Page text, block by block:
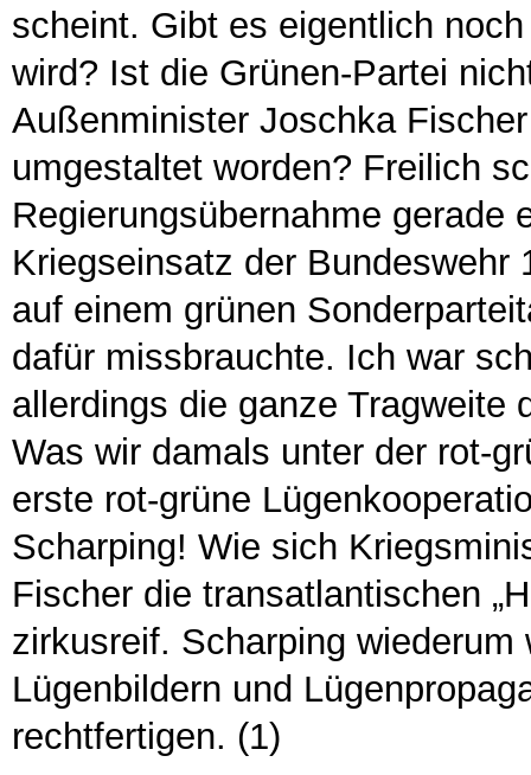
scheint. Gibt es eigentlich
wird? Ist die Grünen-Partei
Außenminister Joschka
umgestaltet worden? Freilich
Regierungsübernahme gerade
Kriegseinsatz der
auf einem grünen
dafür missbrauchte. Ich war
allerdings die ganze Tragweite
Was wir damals unter der rot-
erste rot-grüne
Scharping! Wie sich
Fischer die transatlantischen
zirkusreif. Scharping
Lügenbildern und
rechtfertigen. (1)